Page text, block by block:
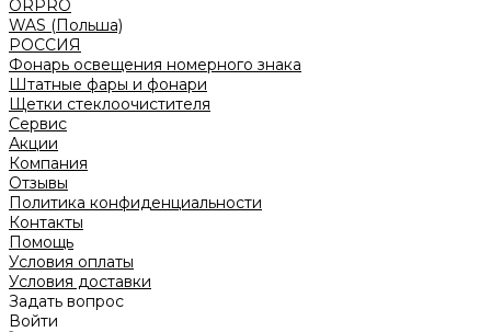
ORPRO
WAS (Польша)
РОССИЯ
Фонарь освещения номерного знака
Штатные фары и фонари
Щетки стеклоочистителя
Сервис
Акции
Компания
Отзывы
Политика конфиденциальности
Контакты
Помощь
Условия оплаты
Условия доставки
Задать вопрос
Войти